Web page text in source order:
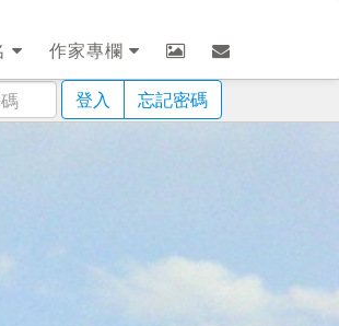
作家專欄
登入 忘記密碼